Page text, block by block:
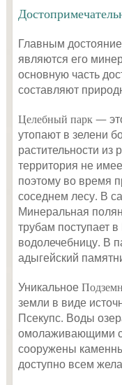
Главным
являются его
основную часть
составляют
Целебный парк—
утопают в зелени
растительности из
территория не
поэтому во время
соседнем лесу. В
Минеральная
трубам поступает
водолечебницу. В
адыгейский
Уникальное
земли в виде
Псекупс. Воды
омолаживающими
сооружены
доступно всем